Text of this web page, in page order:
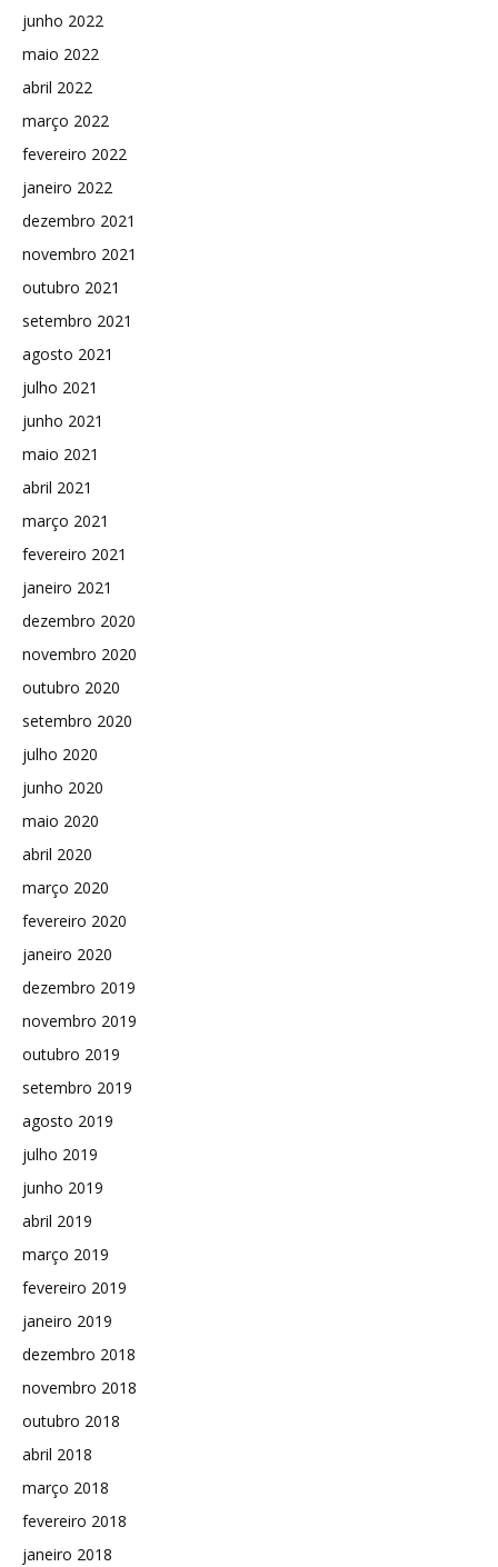
junho 2022
maio 2022
abril 2022
março 2022
fevereiro 2022
janeiro 2022
dezembro 2021
novembro 2021
outubro 2021
setembro 2021
agosto 2021
julho 2021
junho 2021
maio 2021
abril 2021
março 2021
fevereiro 2021
janeiro 2021
dezembro 2020
novembro 2020
outubro 2020
setembro 2020
julho 2020
junho 2020
maio 2020
abril 2020
março 2020
fevereiro 2020
janeiro 2020
dezembro 2019
novembro 2019
outubro 2019
setembro 2019
agosto 2019
julho 2019
junho 2019
abril 2019
março 2019
fevereiro 2019
janeiro 2019
dezembro 2018
novembro 2018
outubro 2018
abril 2018
março 2018
fevereiro 2018
janeiro 2018